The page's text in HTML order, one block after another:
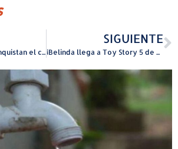
Mulos de Juncos conquistan el campeonato del Este y avanzan al Carnaval de Campeones
SIGUIENTE
¡Belinda llega a Toy Story 5 de Disney y Pixar!